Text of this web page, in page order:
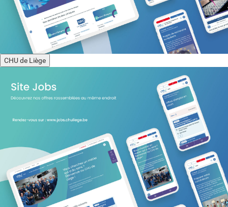
CHU de Liège